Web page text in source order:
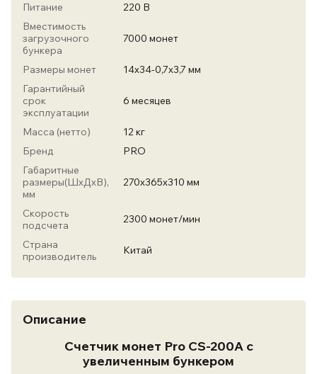
Питание
220 В
Вместимость
загрузочного
бункера
7000 монет
Размеры монет
14х34-0,7х3,7 мм
Гарантийный
срок
эксплуатации
6 месяцев
Масса (нетто)
12 кг
Бренд
PRO
Габаритные
размеры(ШхДхВ),
мм
270х365х310 мм
Скорость
подсчета
2300 монет/мин
Страна
производитель
Китай
Описание
Cчетчик монет Pro CS-200А с
увеличенным бункером